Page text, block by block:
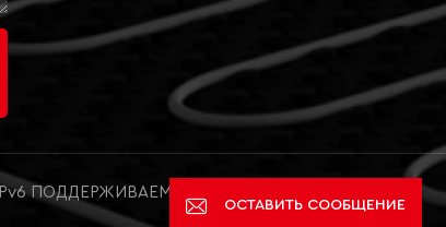
IPv6 ПОДДЕРЖИВАЕМАЯ СЕТЬ
ОСТАВИТЬ СООБЩЕНИЕ